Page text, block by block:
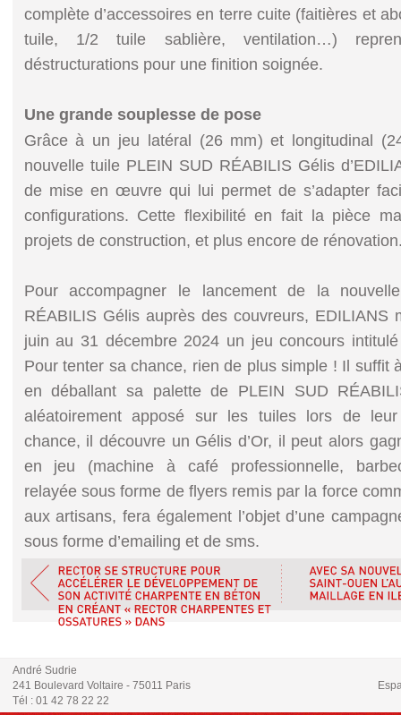
complète d’accessoires en terre cuite (faitières et
tuile, 1/2 tuile sablière, ventilation…)
déstructurations pour une finition soignée.
Une grande souplesse de pose
Grâce à un jeu latéral (26 mm) et longitudinal
nouvelle tuile PLEIN SUD RÉABILIS Gélis
de mise en œuvre qui lui permet de s’adapter
configurations. Cette flexibilité en fait la pièce
projets de construction, et plus encore de
Pour accompagner le lancement de la
RÉABILIS Gélis auprès des couvreurs, EDILIANS
juin au 31 décembre 2024 un jeu concours
Pour tenter sa chance, rien de plus simple ! Il suffit
en déballant sa palette de PLEIN SUD
aléatoirement apposé sur les tuiles lors de
chance, il découvre un Gélis d’Or, il peut alors
en jeu (machine à café professionnelle,
relayée sous forme de flyers remis par la force
aux artisans, fera également l’objet d’une
sous forme d’emailing et de sms.
André Sudrie
241 Boulevard Voltaire - 75011 Paris
Tél : 01 42 78 22 22